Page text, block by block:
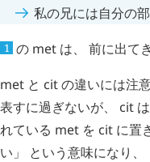
私の兄には自分の
1 の met は、 前に出て
met と citの違いには注
表すに過ぎないが、 cit
れている met を cit に置
い」 という意味になり